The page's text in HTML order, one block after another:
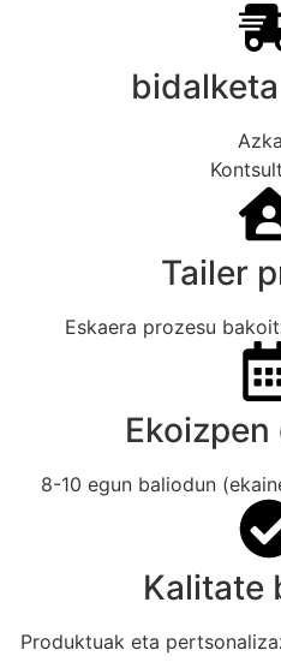
Tailer
Eskaera prozesu
8-10 egun baliodun
Kalitate
Produktuak eta